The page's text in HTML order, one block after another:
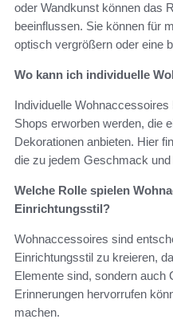
oder Wandkunst können das
beeinflussen. Sie können für
optisch vergrößern oder eine
Wo kann ich individuelle
Individuelle
Shops erworben werden, die
Dekorationen anbieten. Hier
die zu jedem Geschmack
Welche Rolle spielen
Einrichtungsstil?
Wohnaccessoires sind
Einrichtungsstil zu kreieren,
Elemente sind, sondern auch
Erinnerungen hervorrufen
machen.